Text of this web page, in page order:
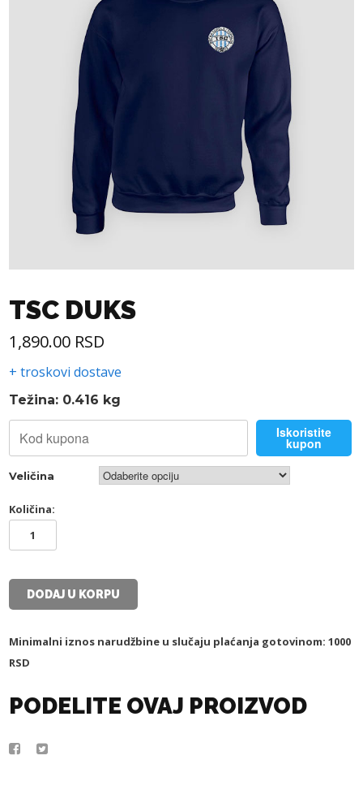
TSC DUKS
1,890.00 RSD
+ troskovi dostave
Težina: 0.416 kg
Iskoristite
kupon
Veličina
Količina:
TSC
DUKS
DODAJ U KORPU
Minimalni iznos narudžbine u slučaju plaćanja gotovinom: 1000
RSD
PODELITE OVAJ PROIZVOD